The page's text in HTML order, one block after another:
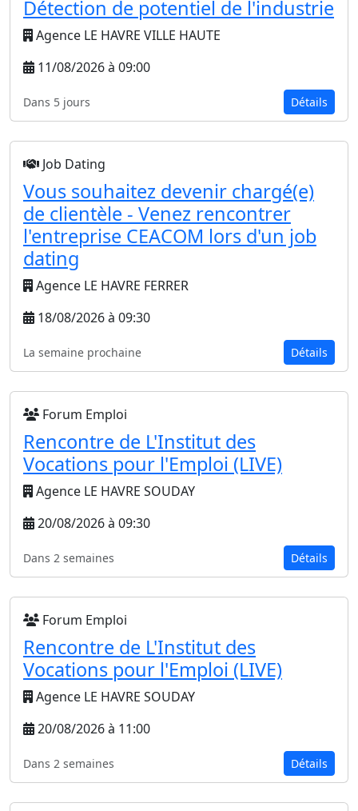
Détection de potentiel de l'industrie
Agence LE HAVRE VILLE HAUTE
11/08/2026 à 09:00
Dans 5 jours Détails
Job Dating
Vous souhaitez devenir chargé(e)
de clientèle - Venez rencontrer
l'entreprise CEACOM lors d'un job
dating
Agence LE HAVRE FERRER
18/08/2026 à 09:30
La semaine prochaine Détails
Forum Emploi
Rencontre de L'Institut des
Vocations pour l'Emploi (LIVE)
Agence LE HAVRE SOUDAY
20/08/2026 à 09:30
Dans 2 semaines Détails
Forum Emploi
Rencontre de L'Institut des
Vocations pour l'Emploi (LIVE)
Agence LE HAVRE SOUDAY
20/08/2026 à 11:00
Dans 2 semaines Détails